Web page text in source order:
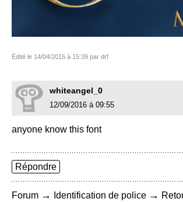
Édité le 14/04/2015 à 15:39 par drf
whiteangel_0
12/09/2016 à 09:55
anyone know this font
Répondre
Forum → Identification de police →